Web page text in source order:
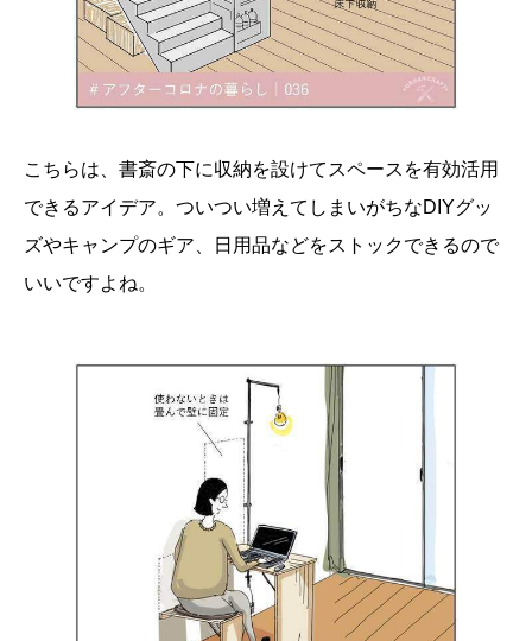
こちらは、書斎の下に収納を設けてスペースを有効活用
できるアイデア。ついつい増えてしまいがちなDIYグッ
ズやキャンプのギア、日用品などをストックできるので
いいですよね。